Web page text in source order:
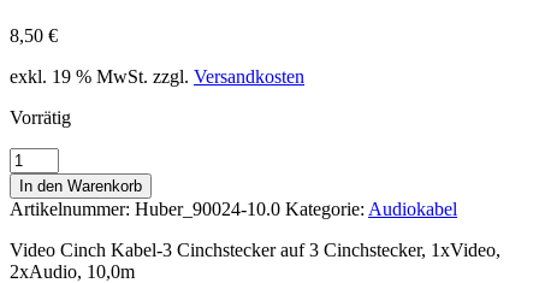
8,50 €
exkl. 19 % MwSt. zzgl. Versandkosten
Vorrätig
3
Cinchstecker/
3Cinchstecker
1xVideo
2xAudio
10m
In den Warenkorb
Artikelnummer: Huber_90024-10.0 Kategorie: Audiokabel
Video Cinch Kabel-3 Cinchstecker auf 3 Cinchstecker, 1xVideo,
2xAudio, 10,0m